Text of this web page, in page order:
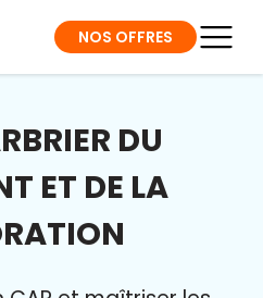
NOS OFFRES
DU
ET DE LA